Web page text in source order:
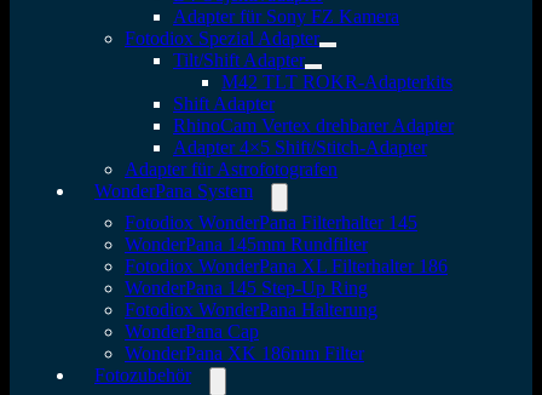
Adapter für Sony FZ Kamera
Fotodiox Spezial Adapter
Tilt/Shift Adapter
M42 TLT ROKR-Adapterkits
Shift Adapter
RhinoCam Vertex drehbarer Adapter
Adapter 4×5 Shift/Stitch-Adapter
Adapter für Astrofotografen
WonderPana System
Fotodiox WonderPana Filterhalter 145
WonderPana 145mm Rundfilter
Fotodiox WonderPana XL Filterhalter 186
WonderPana 145 Step-Up Ring
Fotodiox WonderPana Halterung
WonderPana Cap
WonderPana XK 186mm Filter
Fotozubehör